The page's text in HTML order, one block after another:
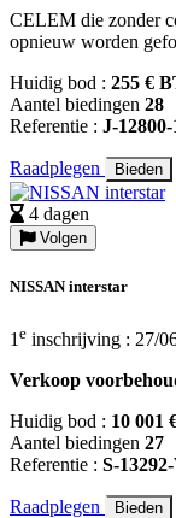
CELEM die zonder
opnieuw worden
Huidig bod : 255 €
Aantel biedingen 28
Referentie : J-
Raadplegen Bieden
4 dagen
Volgen
NISSAN interstar
1 e inschrijving : 27/
Verkoop
Huidig bod : 10 001
Aantel biedingen 27
Referentie : S-
Raadplegen Bieden